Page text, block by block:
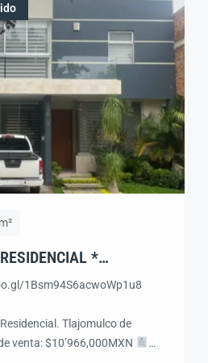
cocina integral […]
*
Jal. Mex.
1Bsm94S6acwoWp1u8
Tlajomulco de
venta: $10’966,000MXN